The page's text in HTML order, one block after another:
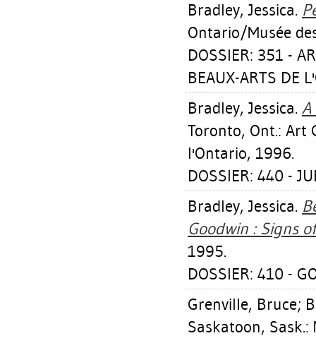
Bradley, Jessica.
Ontario/Musée
DOSSIER: 351 -
BEAUX-ARTS DE
Bradley, Jessica. A
Toronto, Ont.: Art
l'Ontario, 1996.
DOSSIER: 440 -
Bradley, Jessica.
Goodwin : Signs
1995.
DOSSIER: 410 -
Grenville, Bruce;
Saskatoon,